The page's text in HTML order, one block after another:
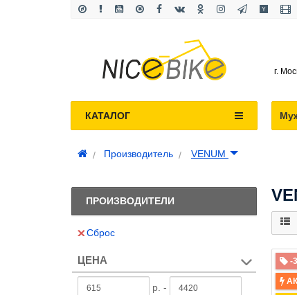
г.
КАТАЛОГ
Производитель VENUM
ПРОИЗВОДИТЕЛИ
Сброс
ЦЕНА
р. -
-